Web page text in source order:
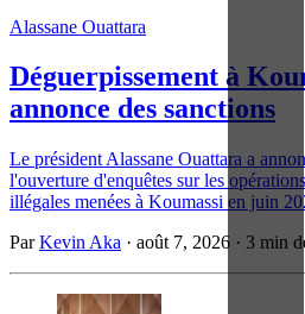
Alassane Ouattara
Déguerpissement à
annonce des sanctions
Le président Alassane Ouattara a
l'ouverture d'enquêtes sur les
illégales menées à Koumassi en juin
ParKevin Aka · août 7, 2026 · 3 min